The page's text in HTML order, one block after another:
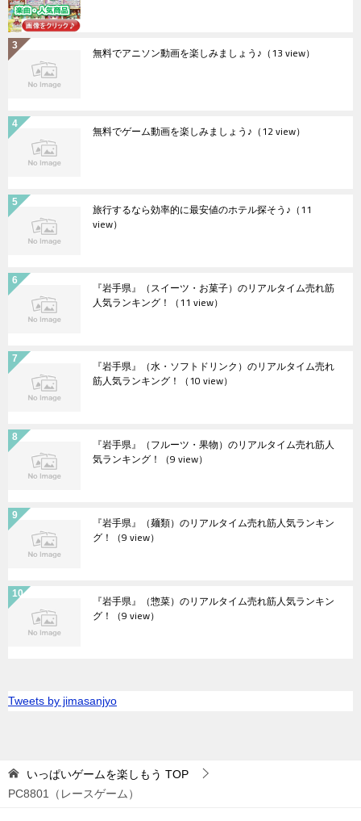
無料でアニソン動画を楽しみましょう♪ （13 view）
無料でゲーム動画を楽しみましょう♪ （12 view）
旅行するなら効率的に最安値のホテル探そう♪ （11
view）
『岩手県』（スイーツ・お菓子）のリアルタイム売れ筋
人気ランキング！ （11 view）
『岩手県』（水・ソフトドリンク）のリアルタイム売れ
筋人気ランキング！ （10 view）
『岩手県』（フルーツ・果物）のリアルタイム売れ筋人
気ランキング！ （9 view）
『岩手県』（麺類）のリアルタイム売れ筋人気ランキン
グ！ （9 view）
『岩手県』（惣菜）のリアルタイム売れ筋人気ランキン
グ！ （9 view）
Tweets by jimasanjyo
いっぱいゲームを楽しもう TOP
PC8801（レースゲーム）